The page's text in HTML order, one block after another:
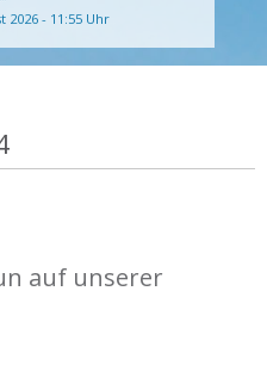
2026 - 11:55 Uhr
auf unserer